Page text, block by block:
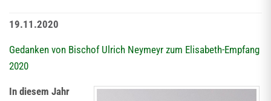
19.11.2020
Gedanken von Bischof Ulrich Neymeyr zum Elisabeth-Empfang
2020
In diesem Jahr